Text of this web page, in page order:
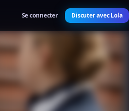
Se connecter Discuter avec Lola